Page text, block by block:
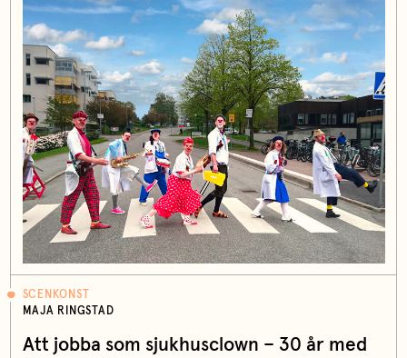
SCENKONST
MAJA RINGSTAD
Att jobba som sjukhusclown – 30 år med